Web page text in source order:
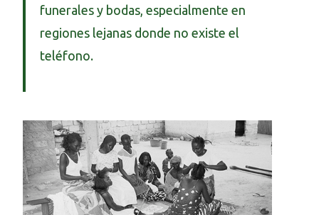
funerales y bodas, especialmente en
regiones lejanas donde no existe el
teléfono.